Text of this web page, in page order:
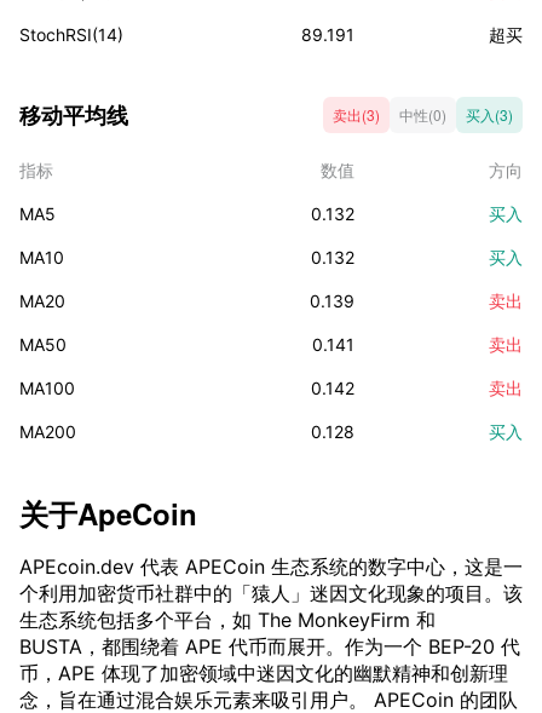
StochRSI(14) 89.191 超买
移动平均线 卖出(3) 中性(0) 买入(3)
指标 数值 方向
MA5 0.132 买入
MA10 0.132 买入
MA20 0.139 卖出
MA50 0.141 卖出
MA100 0.142 卖出
MA200 0.128 买入
关于ApeCoin
APEcoin.dev 代表 APECoin 生态系统的数字中心，这是一
个利用加密货币社群中的「猿人」迷因文化现象的项目。该
生态系统包括多个平台，如 The MonkeyFirm 和
BUSTA，都围绕着 APE 代币而展开。作为一个 BEP-20 代
币，APE 体现了加密领域中迷因文化的幽默精神和创新理
念，旨在通过混合娱乐元素来吸引用户。 APECoin 的团队